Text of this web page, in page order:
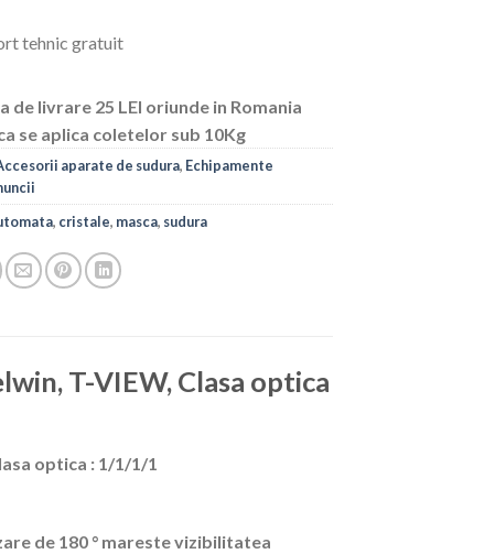
tehnic gratuit
de livrare 25 LEI oriunde in Romania
se aplica coletelor sub 10Kg
aparate de sudura, Echipamente
, cristale, masca, sudura
T-VIEW, Clasa optica
optica : 1/1/1/1
de 180 ° mareste vizibilitatea